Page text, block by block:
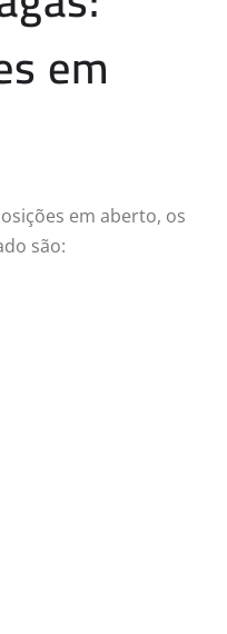
em
em aberto, os
são: